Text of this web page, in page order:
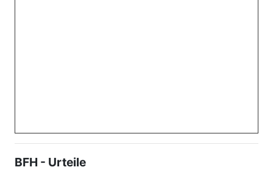
BFH - Urteile